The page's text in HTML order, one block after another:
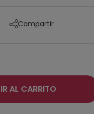
Compartir
AL CARRITO